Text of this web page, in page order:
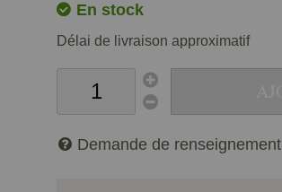
En stock
Délai de livraison approximatif
Demande de renseignement